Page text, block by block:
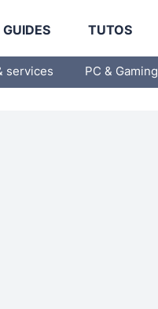
GUIDES TUTOS
services PC & Gaming